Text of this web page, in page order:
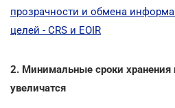
прозрачности и обмена
целей - CRS и EOIR
2. Минимальные сроки хранения
увеличатся